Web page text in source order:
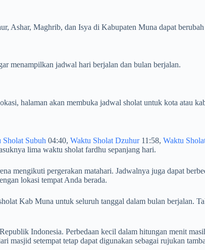
Ashar, Maghrib, dan Isya di Kabupaten Muna dapat
menampilkan jadwal hari berjalan dan bulan berjalan.
halaman akan membuka jadwal sholat untuk kota atau
Sholat Subuh 04:40, Waktu Sholat Dzuhur11:58, Waktu
lima waktu sholat fardhu sepanjang hari.
mengikuti pergerakan matahari. Jadwalnya juga dapat
lokasi tempat Anda berada.
Kab Muna untuk seluruh tanggal dalam bulan berjalan.
Indonesia. Perbedaan kecil dalam hitungan menit
masjid setempat tetap dapat digunakan sebagai rujukan